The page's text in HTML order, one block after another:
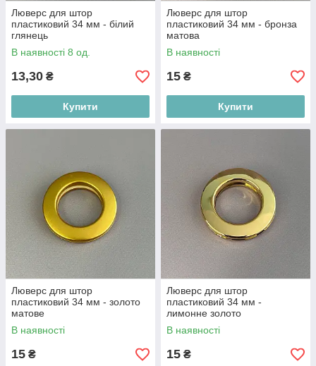
Люверс для штор
пластиковий 34 мм - білий
глянець
В наявності 8 од.
13,30 ₴
Купити
Люверс для штор
пластиковий 34 мм - бронза
матова
В наявності
15 ₴
Купити
Люверс для штор
пластиковий 34 мм - золото
матове
В наявності
15 ₴
Люверс для штор
пластиковий 34 мм -
лимонне золото
В наявності
15 ₴